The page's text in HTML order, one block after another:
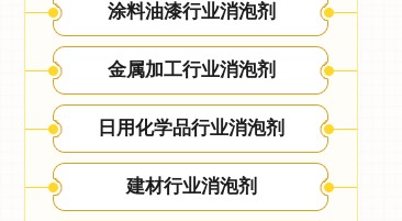
涂料油漆行业消泡剂
金属加工行业消泡剂
日用化学品行业消泡剂
建材行业消泡剂